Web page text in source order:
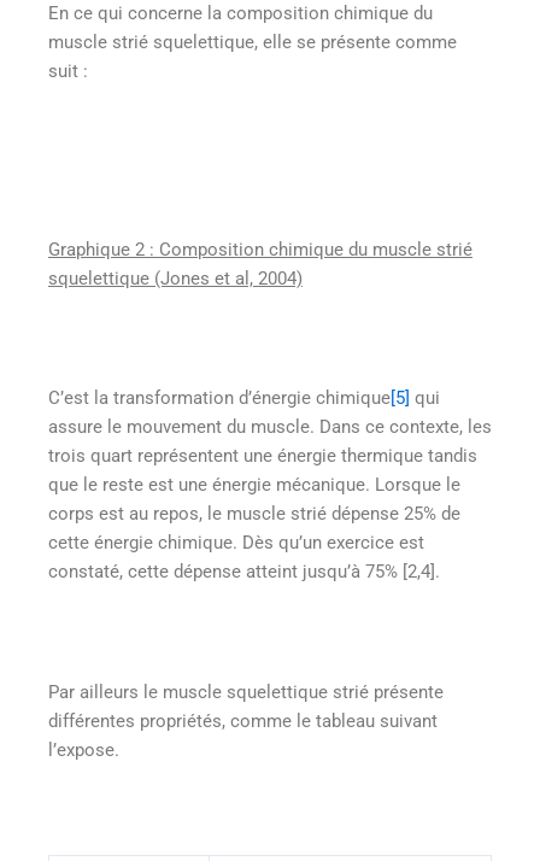
En ce qui concerne la composition chimique du
muscle strié squelettique, elle se présente comme
suit :
Graphique 2 : Composition chimique du muscle strié
squelettique (Jones et al, 2004)
C’est la transformation d’énergie chimique [5] qui
assure le mouvement du muscle. Dans ce contexte, les
trois quart représentent une énergie thermique tandis
que le reste est une énergie mécanique. Lorsque le
corps est au repos, le muscle strié dépense 25% de
cette énergie chimique. Dès qu’un exercice est
constaté, cette dépense atteint jusqu’à 75% [2,4].
Par ailleurs le muscle squelettique strié présente
différentes propriétés, comme le tableau suivant
l’expose.